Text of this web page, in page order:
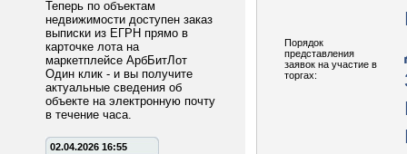
Теперь по объектам
недвижимости доступен заказ
выписки из ЕГРН прямо в
карточке лота на
маркетплейсе АрбБитЛот
Один клик - и вы получите
актуальные сведения об
объекте на электронную почту
в течение часа.
02.04.2026 16:55
Порядок
представления
заявок на участие в
торгах: